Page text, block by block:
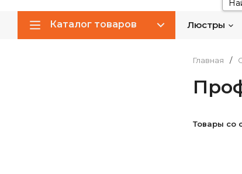
Каталог товаров Люстры
Главная /
Товары со